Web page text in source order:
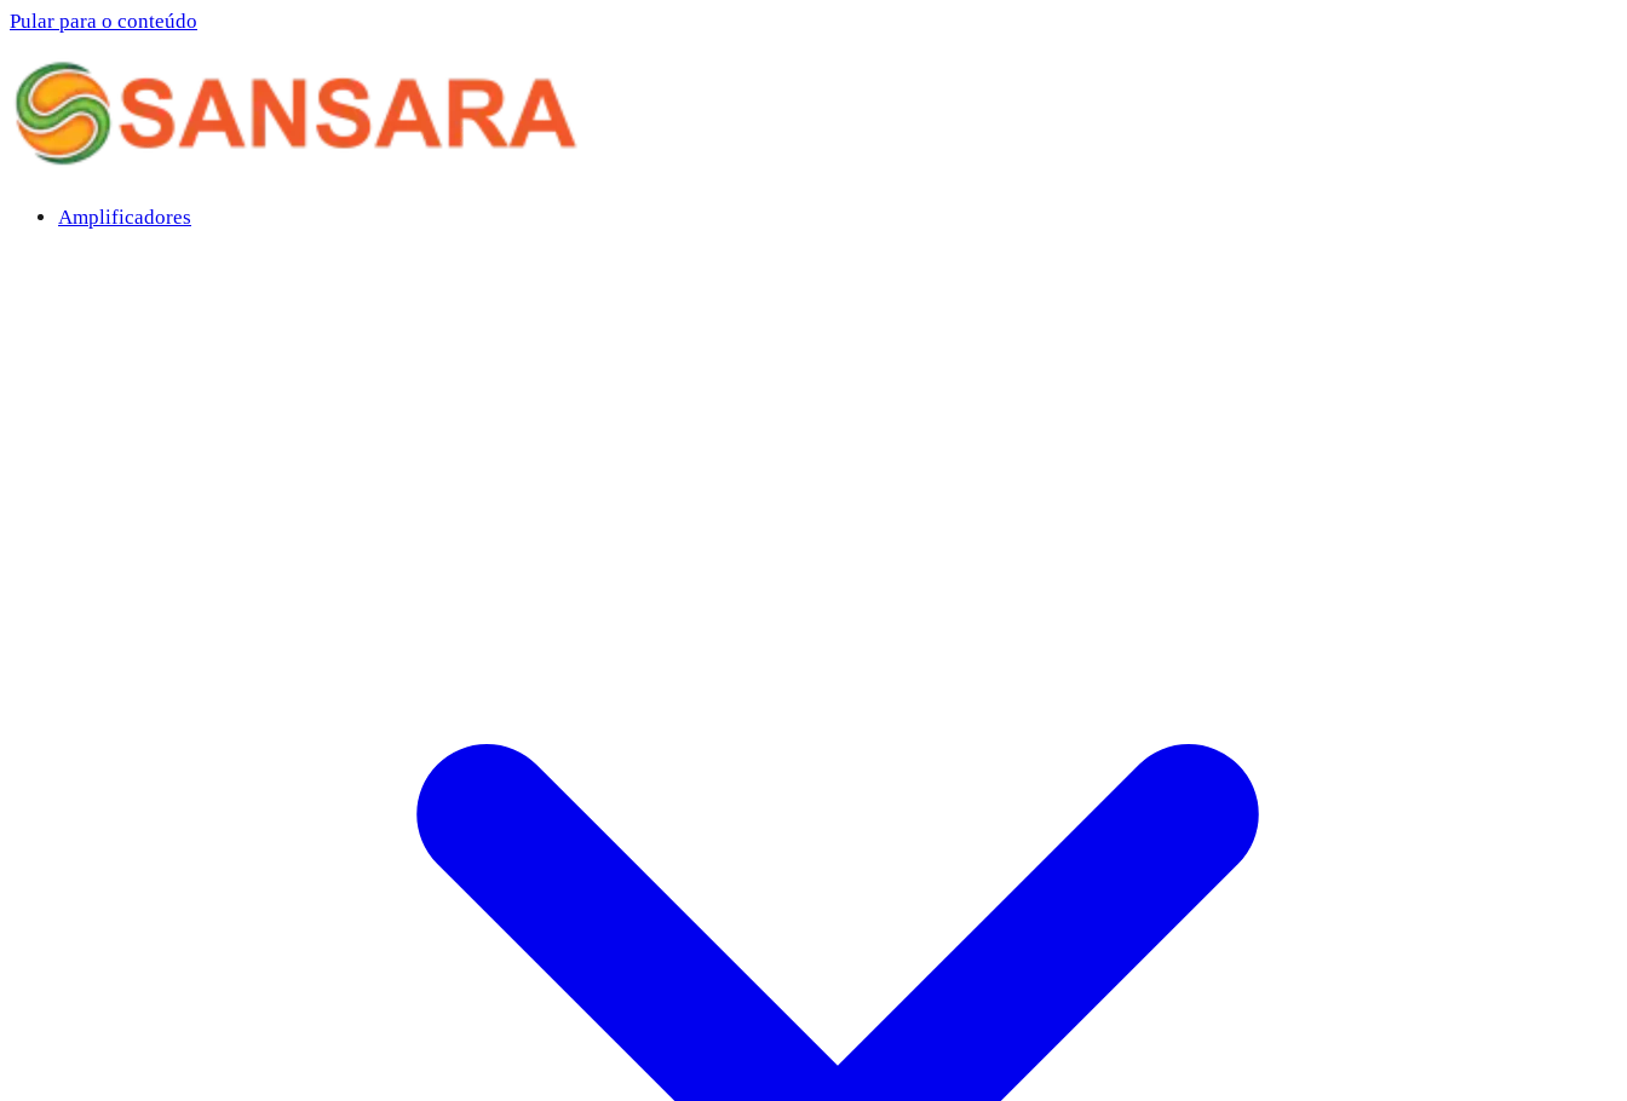
Pular para o conteúdo
Amplificadores